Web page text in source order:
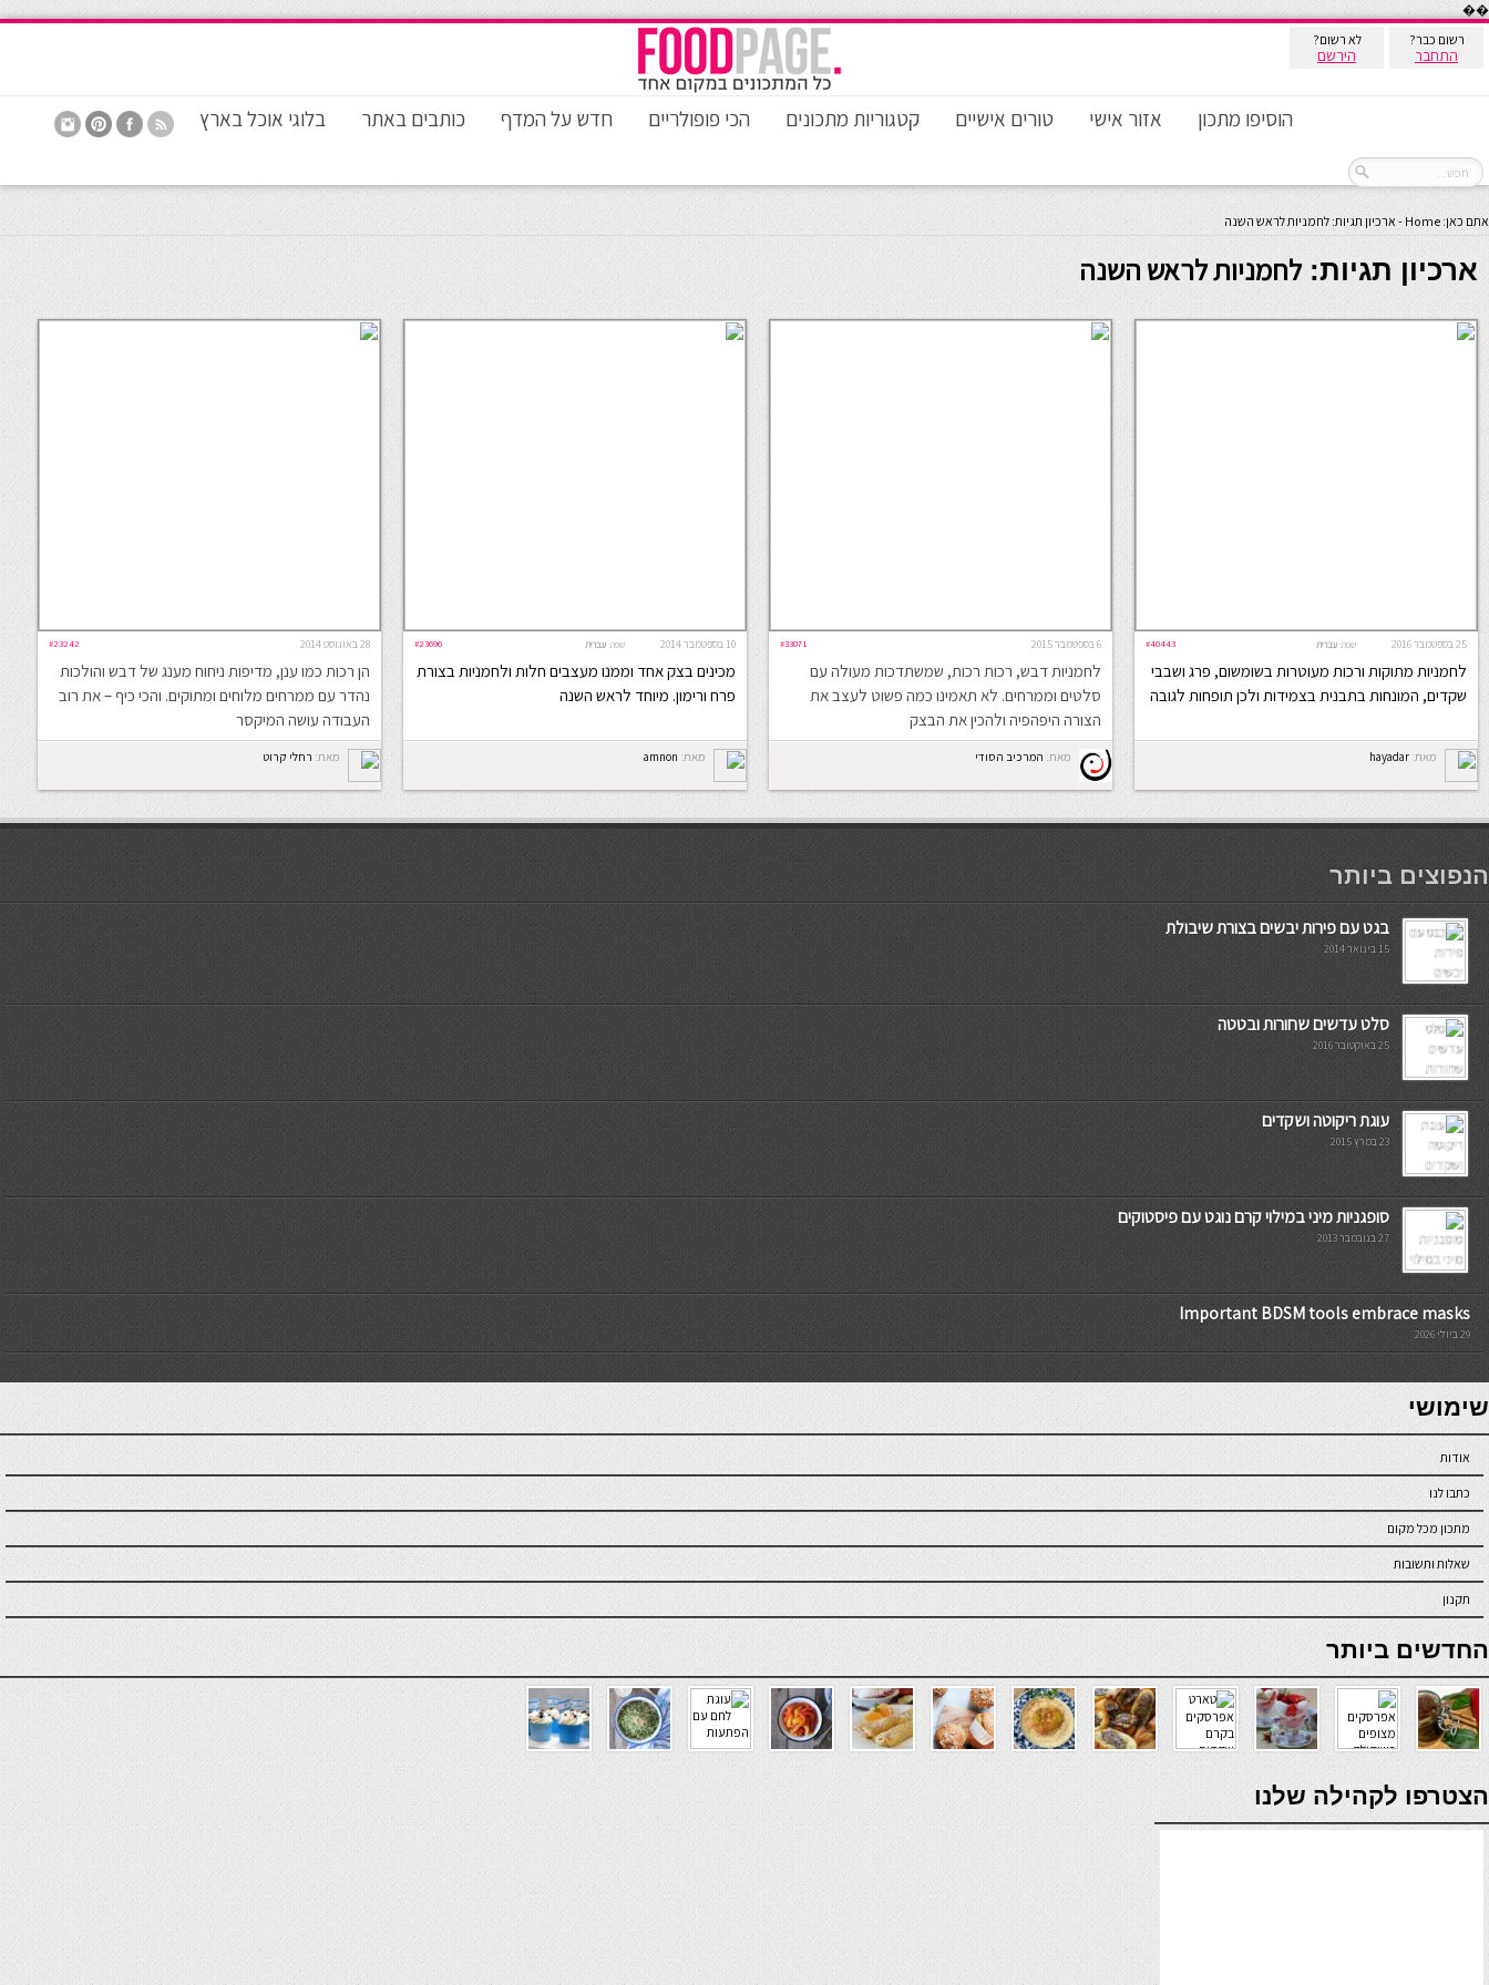
��
רשום כבר?
התחבר
לא רשום?
הירשם
הוסיפו מתכון אזור אישי טורים אישיים קטגוריות מתכונים הכי פופולריים חדש על המדף כותבים באתר בלוגי אוכל בארץ
אתם כאן: Home
- ארכיון תגיות: לחמניות לראש השנה
ארכיון תגיות:לחמניות לראש השנה
25 בספטמבר 2016 #40443 שפה: עברית
לחמניות מתוקות ורכות מעוטרות בשומשום, פרג ושבבי
שקדים, המונחות בתבנית בצמידות ולכן תופחות לגובה
מאת: hayadar
6 בספטמבר 2015 #33071
לחמניות דבש, רכות רכות, שמשתדכות מעולה עם
סלטים וממרחים. לא תאמינו כמה פשוט לעצב את
הצורה היפהפיה ולהכין את הבצק
מאת: המרכיב הסודי
10 בספטמבר 2014 #23696 שפה: עברית
מכינים בצק אחד וממנו מעצבים חלות ולחמניות בצורת
פרח ורימון. מיוחד לראש השנה
מאת: amnon
28 באוגוסט 2014 #23242
הן רכות כמו ענן, מדיפות ניחוח מענג של דבש והולכות
נהדר עם ממרחים מלוחים ומתוקים. והכי כיף – את רוב
העבודה עושה המיקסר
מאת: רחלי קרוט
мостбет кг
הנפוצים ביותר
בגט עם פירות יבשים בצורת שיבולת
15 בינואר 2014
סלט עדשים שחורות ובטטה
25 באוקטובר 2016
עוגת ריקוטה ושקדים
23 במרץ 2015
סופגניות מיני במילוי קרם נוגט עם פיסטוקים
27 בנובמבר 2013
Important BDSM tools embrace masks
29 ביולי 2026
7slots
seriöse online casinos österreich
שימושי
אודות
כתבו לנו
מתכון מכל מקום
שאלות ותשובות
תקנון
online casino
החדשים ביותר
verde casino
הצטרפו לקהילה שלנו